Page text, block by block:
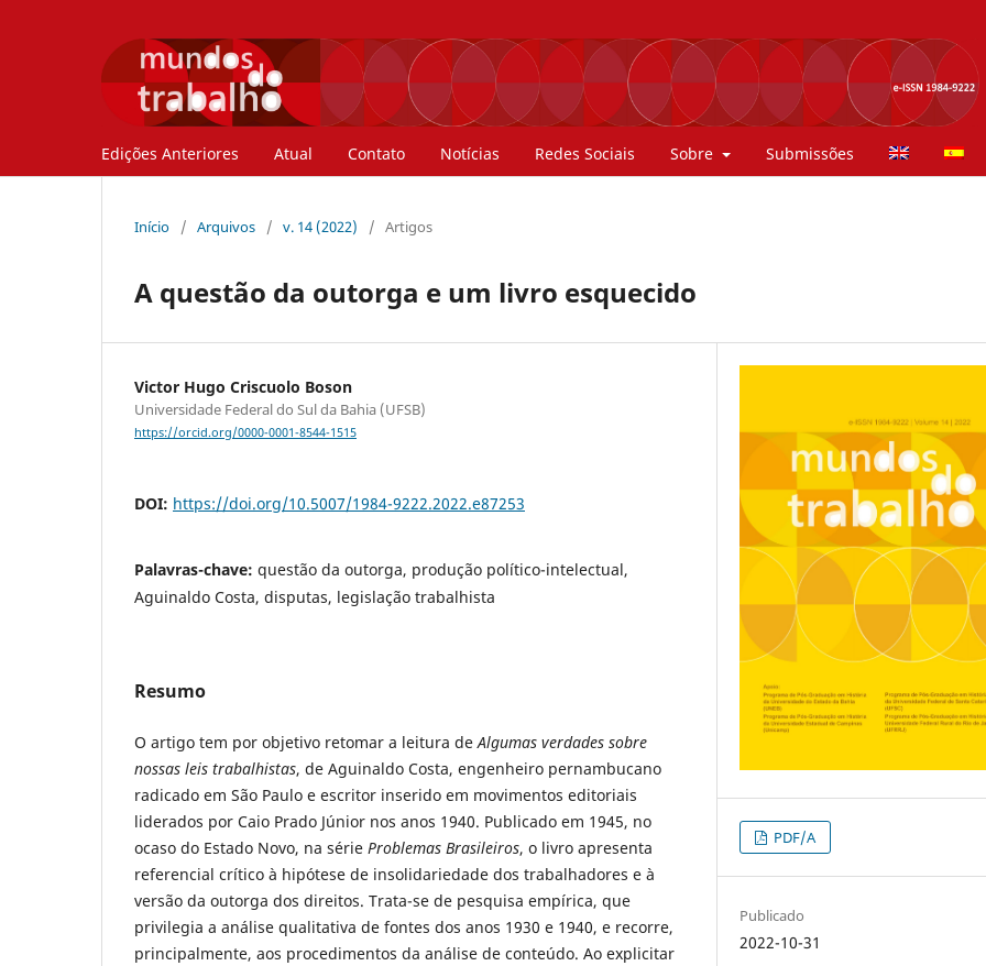
Edições Anteriores Atual Contato Notícias Redes Sociais Sobre Submissões
Início / Arquivos / v. 14 (2022) / Artigos
A questão da outorga e um livro esquecido
Victor Hugo Criscuolo Boson
Universidade Federal do Sul da Bahia (UFSB)
https://orcid.org/0000-0001-8544-1515
DOI: https://doi.org/10.5007/1984-9222.2022.e87253
Palavras-chave: questão da outorga, produção político-intelectual,
Aguinaldo Costa, disputas, legislação trabalhista
Resumo
O artigo tem por objetivo retomar a leitura deAlgumas verdades sobre
nossas leis trabalhistas, de Aguinaldo Costa, engenheiro pernambucano
radicado em São Paulo e escritor inserido em movimentos editoriais
liderados por Caio Prado Júnior nos anos 1940. Publicado em 1945, no
ocaso do Estado Novo, na série Problemas Brasileiros, o livro apresenta
referencial crítico à hipótese de insolidariedade dos trabalhadores e à
versão da outorga dos direitos. Trata-se de pesquisa empírica, que
privilegia a análise qualitativa de fontes dos anos 1930 e 1940, e recorre,
principalmente, aos procedimentos da análise de conteúdo. Ao explicitar
PDF/A
Publicado
2022-10-31